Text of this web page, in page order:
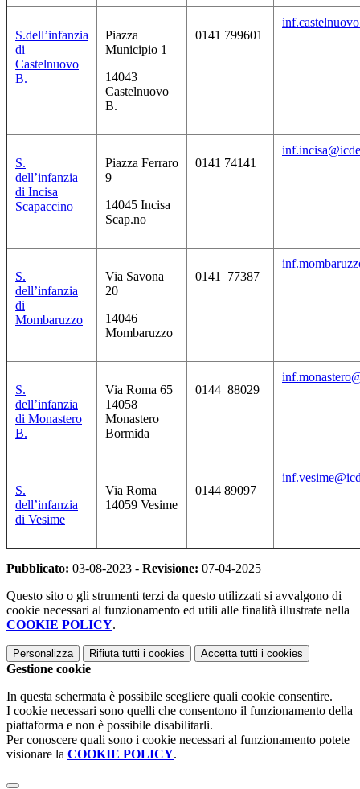
S.dell’infanzia
di
Castelnuovo
B.
Piazza
Municipio 1
14043
Castelnuovo
B.
0141 799601
S.
dell’infanzia
di Incisa
Scapaccino
Piazza Ferraro
9
14045 Incisa
Scap.no
0141 74141
S.
dell’infanzia
di
Mombaruzzo
Via Savona
20
14046
Mombaruzzo
0141 77387
S.
dell’infanzia
di Monastero
B.
Via Roma 65
14058
Monastero
Bormida
0144 88029
S.
dell’infanzia
di Vesime
Via Roma
14059 Vesime
0144 89097
Pubblicato: 03-08-2023 - Revisione: 07-04-2025
Questo sito o gli strumenti terzi da questo utilizzati si avvalgono di
cookie necessari al funzionamento ed utili alle finalità illustrate nella
COOKIE POLICY.
Personalizza Rifiuta tutti i cookies Accetta tutti i cookies
Gestione cookie
In questa schermata è possibile scegliere quali cookie consentire.
I cookie necessari sono quelli che consentono il funzionamento della
piattaforma e non è possibile disabilitarli.
Per conoscere quali sono i cookie necessari al funzionamento potete
visionare la COOKIE POLICY.